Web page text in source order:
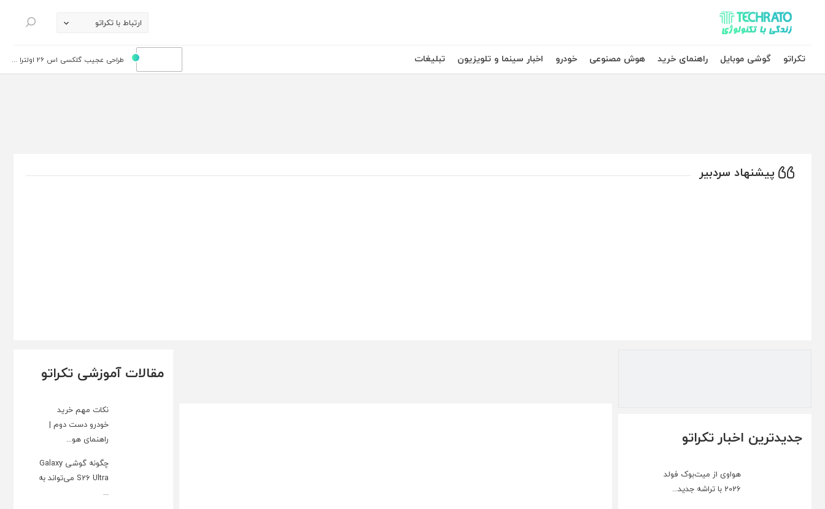
تکراتو – زندگی با تکنولوژی ارتباط با تکراتو
جستجو
تکراتو
گوشی موبایل راهنمای خرید هوش مصنوعی خودرو اخبار سینما و تلویزیون تبلیغات طراحی عجیب گلکسی اس 26 اولترا ...
پیشنهاد سردبیر
جدیدترین اخبار تکراتو
هواوی از میت‌بوک فولد
2026 با تراشه جدید...
مقالات آموزشی تکراتو
نکات مهم خرید
خودرو دست دوم |
راهنمای هو...
چگونه گوشی Galaxy
S26 Ultra می‌تواند به
...